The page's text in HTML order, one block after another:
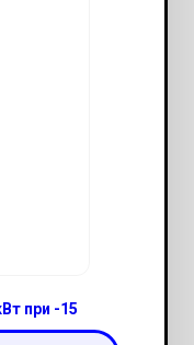
при -15